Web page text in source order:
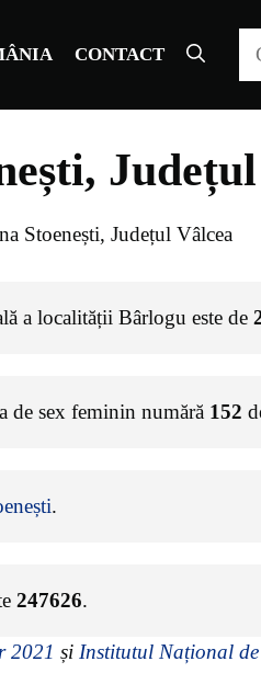
CONTACT
Stoenești, Județul Vâlcea
a localității Bârlogu este de
de sex feminin numără 152
.
247626.
2021 și Institutul Național